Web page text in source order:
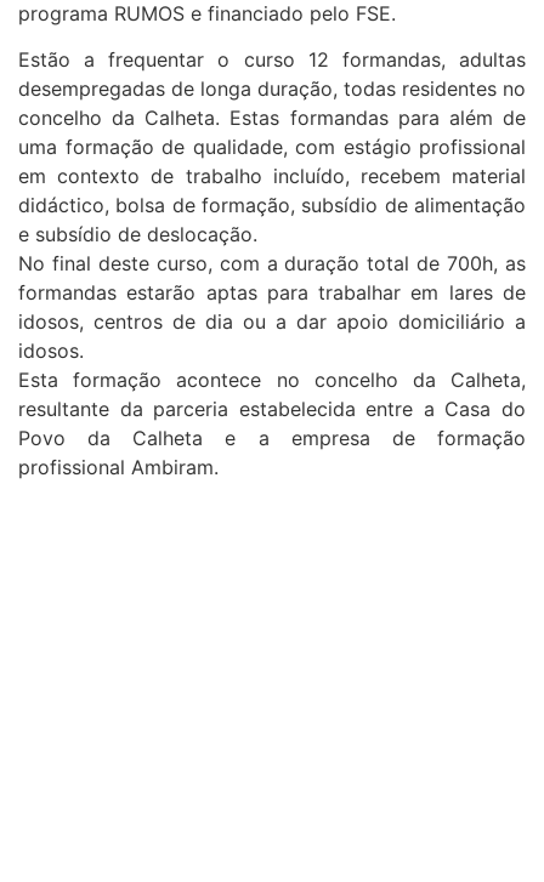
programa RUMOS e financiado pelo FSE.
Estão a frequentar o curso 12 formandas, adultas
desempregadas de longa duração, todas residentes no
concelho da Calheta. Estas formandas para além de
uma formação de qualidade, com estágio profissional
em contexto de trabalho incluído, recebem material
didáctico, bolsa de formação, subsídio de alimentação
e subsídio de deslocação.
No final deste curso, com a duração total de 700h, as
formandas estarão aptas para trabalhar em lares de
idosos, centros de dia ou a dar apoio domiciliário a
idosos.
Esta formação acontece no concelho da Calheta,
resultante da parceria estabelecida entre a Casa do
Povo da Calheta e a empresa de formação
profissional Ambiram.